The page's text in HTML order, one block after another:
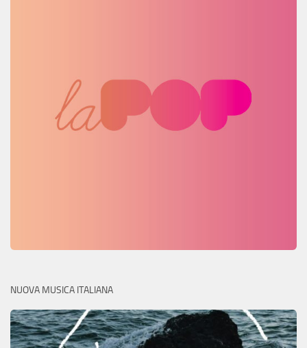
NUOVA MUSICA ITALIANA